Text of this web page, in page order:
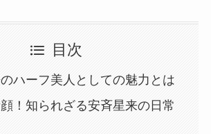
目次
ハーフ美人としての魅力とは
！知られざる安斉星来の日常